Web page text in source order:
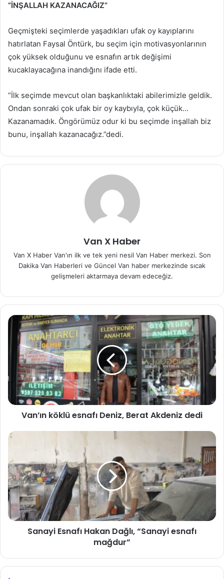
“İNŞALLAH KAZANACAĞIZ”
Geçmişteki seçimlerde yaşadıkları ufak oy kayıplarını
hatırlatan Faysal Öntürk, bu seçim için motivasyonlarının
çok yüksek olduğunu ve esnafın artık değişimi
kucaklayacağına inandığını ifade etti.
“İlk seçimde mevcut olan başkanlıktaki abilerimizle geldik.
Ondan sonraki çok ufak bir oy kaybıyla, çok küçük…
Kazanamadık. Öngörümüz odur ki bu seçimde inşallah biz
bunu, inşallah kazanacağız.”dedi.
Van X Haber
Van X Haber Van'ın ilk ve tek yeni nesil Van Haber merkezi. Son
Dakika Van Haberleri ve Güncel Van haber merkezinde sıcak
gelişmeleri aktarmaya devam edeceğiz.
Van’ın köklü esnafı Deniz, Berat Akdeniz dedi
Sanayi Esnafı Hakan Dağlı, “Sanayi esnafı
mağdur”